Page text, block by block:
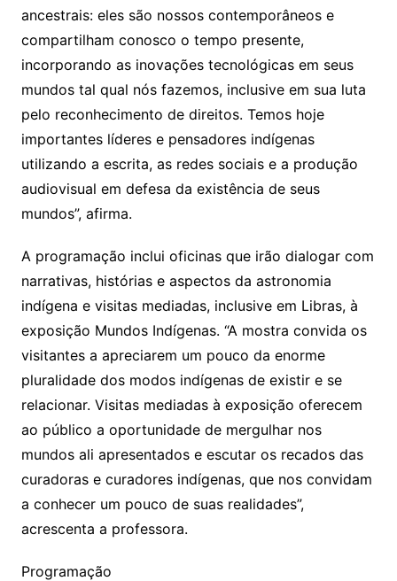
ancestrais: eles são nossos contemporâneos e
compartilham conosco o tempo presente,
incorporando as inovações tecnológicas em seus
mundos tal qual nós fazemos, inclusive em sua luta
pelo reconhecimento de direitos. Temos hoje
importantes líderes e pensadores indígenas
utilizando a escrita, as redes sociais e a produção
audiovisual em defesa da existência de seus
mundos”, afirma.
A programação inclui oficinas que irão dialogar com
narrativas, histórias e aspectos da astronomia
indígena e visitas mediadas, inclusive em Libras, à
exposição Mundos Indígenas. “A mostra convida os
visitantes a apreciarem um pouco da enorme
pluralidade dos modos indígenas de existir e se
relacionar. Visitas mediadas à exposição oferecem
ao público a oportunidade de mergulhar nos
mundos ali apresentados e escutar os recados das
curadoras e curadores indígenas, que nos convidam
a conhecer um pouco de suas realidades”,
acrescenta a professora.
Programação